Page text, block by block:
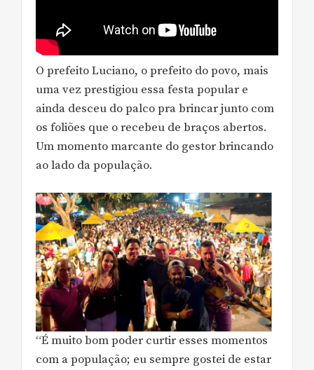
O prefeito Luciano, o prefeito do povo, mais
uma vez prestigiou essa festa popular e
ainda desceu do palco pra brincar junto com
os foliões que o recebeu de braços abertos.
Um momento marcante do gestor brincando
ao lado da população.
“É muito bom poder curtir esses momentos
com a população; eu sempre gostei de estar